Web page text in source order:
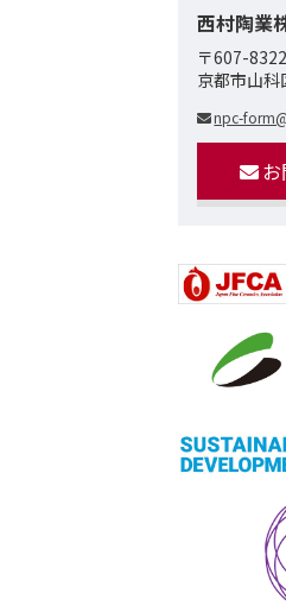
西村陶業
〒607-8322
京都市山
npc-